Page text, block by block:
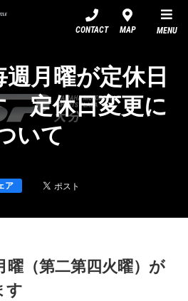
CONTACT MAP MENU
月曜が定休日
定休日変更に
いて
ア
曜（第二第四火曜）が
す